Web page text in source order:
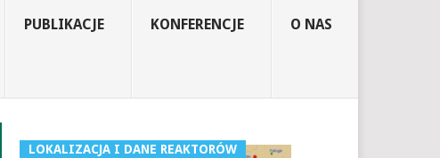
PUBLIKACJE KONFERENCJE O NAS
LOKALIZACJA I DANE REAKTORÓW